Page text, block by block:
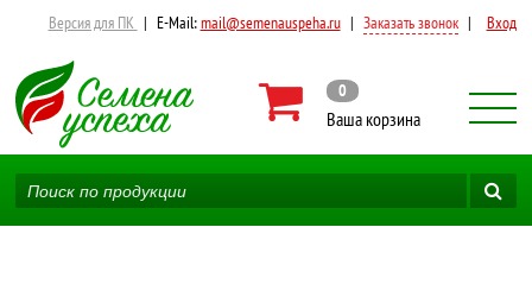
Версия для ПК | E-Mail:mail@semenauspeha.ru | Заказать звонок | Вход
0
Ваша корзина